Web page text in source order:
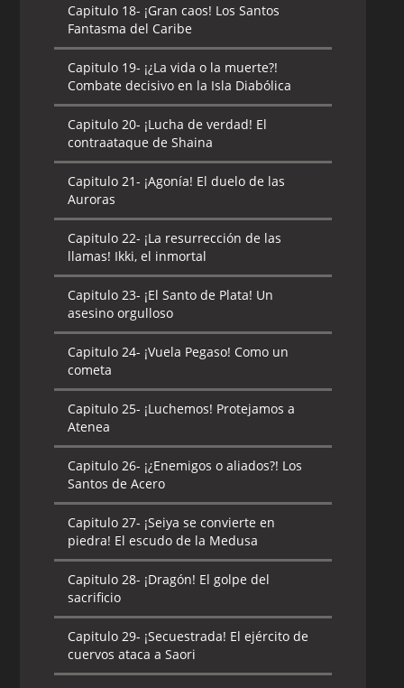
Capitulo 18- ¡Gran caos! Los Santos
Fantasma del Caribe
Capitulo 19- ¡¿La vida o la muerte?!
Combate decisivo en la Isla Diabólica
Capitulo 20- ¡Lucha de verdad! El
contraataque de Shaina
Capitulo 21- ¡Agonía! El duelo de las
Auroras
Capitulo 22- ¡La resurrección de las
llamas! Ikki, el inmortal
Capitulo 23- ¡El Santo de Plata! Un
asesino orgulloso
Capitulo 24- ¡Vuela Pegaso! Como un
cometa
Capitulo 25- ¡Luchemos! Protejamos a
Atenea
Capitulo 26- ¡¿Enemigos o aliados?! Los
Santos de Acero
Capitulo 27- ¡Seiya se convierte en
piedra! El escudo de la Medusa
Capitulo 28- ¡Dragón! El golpe del
sacrificio
Capitulo 29- ¡Secuestrada! El ejército de
cuervos ataca a Saori